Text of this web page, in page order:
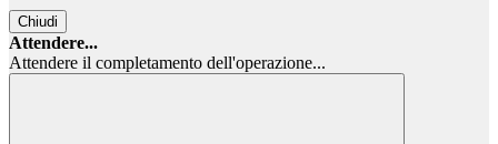
Chiudi
Attendere...
Attendere il completamento dell'operazione...